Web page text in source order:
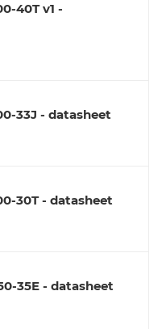
40T v1 -
33J - datasheet
30T - datasheet
35E - datasheet